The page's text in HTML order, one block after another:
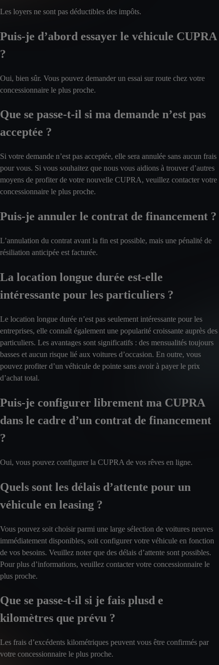
Les loyers ne sont pas déductibles des impôts.
Puis-je d’abord essayer le véhicule CUPRA
?
Oui, bien sûr. Vous pouvez demander un essai sur route chez votre
concessionnaire le plus proche.
Que se passe-t-il si ma demande n’est pas
acceptée ?
Si votre demande n’est pas acceptée, elle sera annulée sans aucun frais
pour vous. Si vous souhaitez que nous vous aidions à trouver d’autres
moyens de profiter de votre nouvelle CUPRA, veuillez contacter votre
concessionnaire le plus proche.
Puis-je annuler le contrat de financement ?
L’annulation du contrat avant la fin est possible, mais une pénalité de
résiliation anticipée est facturée.
La location longue durée est-elle
intéressante pour les particuliers ?
Le location longue durée n’est pas seulement intéressante pour les
entreprises, elle connaît également une popularité croissante auprès des
particuliers. Les avantages sont significatifs : des mensualités toujours
basses et aucun risque lié aux voitures d’occasion. En outre, vous
pouvez profiter d’un véhicule de pointe sans avoir à payer le prix
d’achat total.
Puis-je configurer librement ma CUPRA
dans le cadre d’un contrat de financement
?
Oui, vous pouvez configurer la CUPRA de vos rêves en ligne.
Quels sont les délais d’attente pour un
véhicule en leasing ?
Vous pouvez soit choisir parmi une large sélection de voitures neuves
immédiatement disponibles, soit configurer votre véhicule en fonction
de vos besoins. Veuillez noter que des délais d’attente sont possibles.
Pour plus d’informations, veuillez contacter votre concessionnaire le
plus proche.
Que se passe-t-il si je fais plusd e
kilomètres que prévu ?
Les frais d’excédents kilométriques peuvent vous être confirmés par
votre concessionnaire le plus proche.